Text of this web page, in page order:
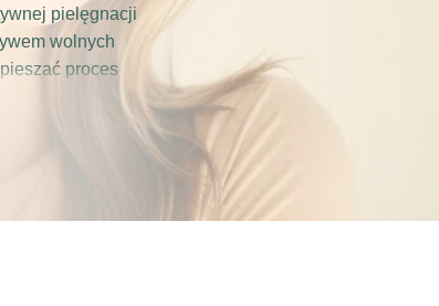
pielęgnacji
wolnych
proces